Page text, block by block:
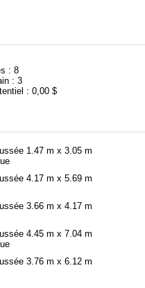
: 8
: 3
: 0,00 $
1.47 m x 3.05 m
4.17 m x 5.69 m
3.66 m x 4.17 m
4.45 m x 7.04 m
3.76 m x 6.12 m